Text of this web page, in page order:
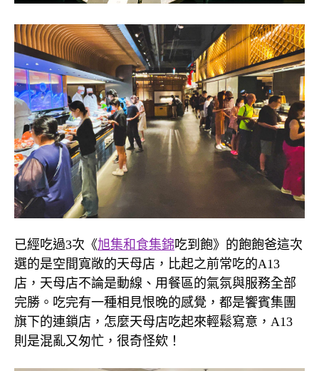
已經吃過3次《旭集和食集錦吃到飽》的飽飽爸這次
選的是空間寬敞的天母店，比起之前常吃的A13
店，天母店不論是動線、用餐區的氣氛與服務全部
完勝。吃完有一種相見恨晚的感覺，都是饗賓集團
旗下的連鎖店，怎麼天母店吃起來輕鬆寫意，A13
則是混亂又匆忙，很奇怪欸！